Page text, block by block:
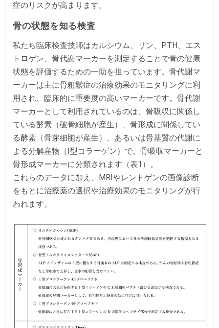
症のリスクが高まります。
骨の状態を知る検査
私たち臨床検査技師はカルシウム、リン、PTH、エス
トロゲン、骨代謝マーカーを測定することで骨の健康
状態を評価するための一助を担っています。骨代謝マ
ーカーは主に骨粗鬆症の治療効果のモニタリングに利
用され、臨床的に重要度の高いマーカーです。骨代謝
マーカーとして利用されているのは、骨吸収に関係し
ている酵素（破骨細胞が産生）、骨形成に関係してい
る酵素（骨芽細胞が産生）、あるいは骨基質の代謝に
よる分解産物（Ⅰ型コラーゲン）で、骨吸収マーカーと
骨形成マーカーに分類されます（表1）。
これらのデータに加え、MRIやレントゲンの画像診断
をもとに治療薬の選択や治療効果のモニタリングが行
われます。